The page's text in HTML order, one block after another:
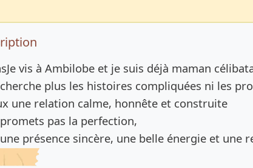
de l’annonce
vis à Ambilobe et je suis déjà maman
plus les histoires compliquées ni les
une relation calme, honnête et construite
promets pas la perfection,
présence sincère, une belle énergie et une